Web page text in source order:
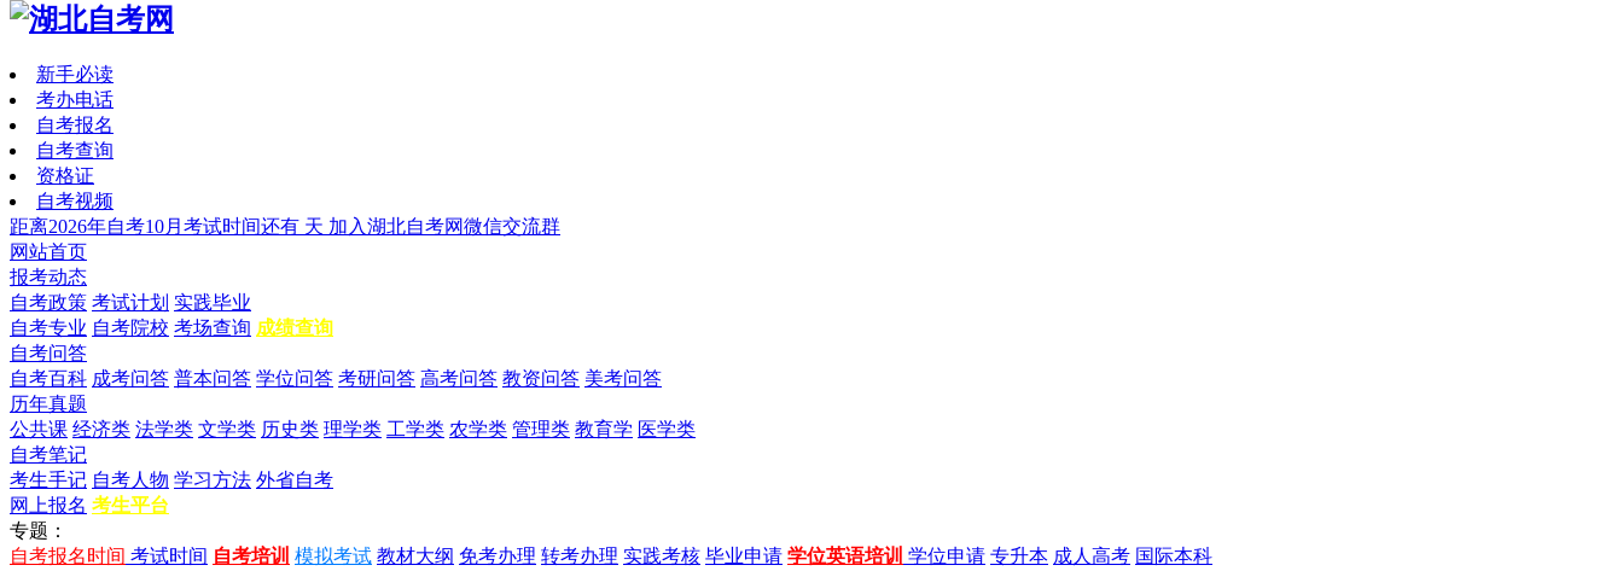
新手必读
考办电话
自考报名
自考查询
资格证
自考视频
距离2026年自考10月考试时间还有 天 加入湖北自考网微信交流群
网站首页
报考动态
自考政策 考试计划 实践毕业
自考专业 自考院校 考场查询 成绩查询
自考问答
自考百科 成考问答 普本问答 学位问答 考研问答 高考问答 教资问答 美考问答
历年真题
公共课 经济类 法学类 文学类 历史类 理学类 工学类 农学类 管理类 教育学 医学类
自考笔记
考生手记 自考人物 学习方法 外省自考
网上报名 考生平台
专题：
自考报名时间 考试时间 自考培训 模拟考试 教材大纲 免考办理 转考办理 实践考核 毕业申请 学位英语培训 学位申请 专升本 成人高考 国际本科